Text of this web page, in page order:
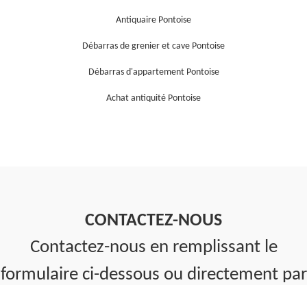
Antiquaire Pontoise
Débarras de grenier et cave Pontoise
Débarras d'appartement Pontoise
Achat antiquité Pontoise
CONTACTEZ-NOUS
Contactez-nous en remplissant le
formulaire ci-dessous ou directement par